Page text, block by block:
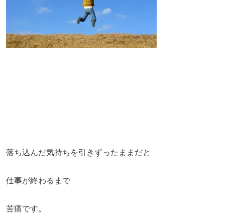
落ち込んだ気持ちを引きずったままだと
仕事が終わるまで
苦痛です。